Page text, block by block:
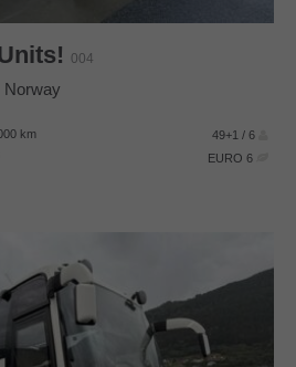
004
Norway
km
49+1 / 6
EURO 6